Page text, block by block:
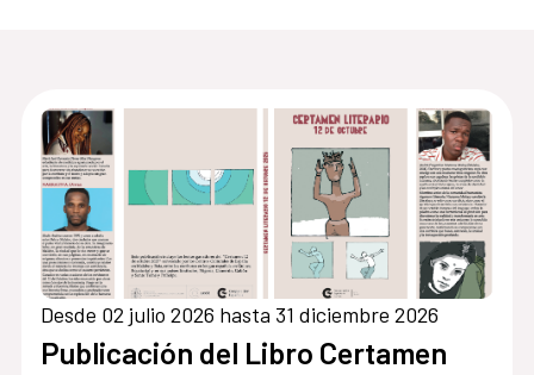
Desde 02 julio 2026 hasta 31 diciembre 2026
Publicación del Libro Certamen